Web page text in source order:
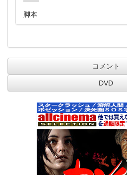
脚本
コメント
DVD